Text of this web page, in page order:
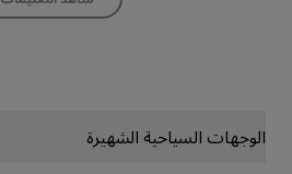
الوجهات السياحية الشهيرة